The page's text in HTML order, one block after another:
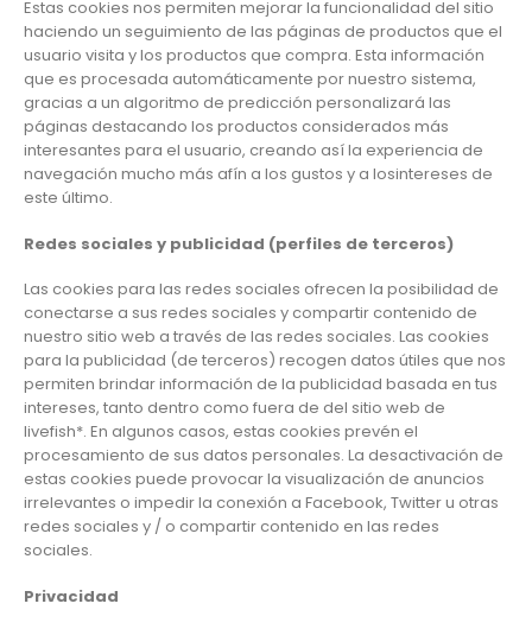
Estas cookies nos permiten mejorar la funcionalidad del sitio
haciendo un seguimiento de las páginas de productos que el
usuario visita y los productos que compra. Esta información
que es procesada automáticamente por nuestro sistema,
gracias a un algoritmo de predicción personalizará las
páginas destacando los productos considerados más
interesantes para el usuario, creando así la experiencia de
navegación mucho más afín a los gustos y a losintereses de
este último.
Redes sociales y publicidad (perfiles de terceros)
Las cookies para las redes sociales ofrecen la posibilidad de
conectarse a sus redes sociales y compartir contenido de
nuestro sitio web a través de las redes sociales. Las cookies
para la publicidad (de terceros) recogen datos útiles que nos
permiten brindar información de la publicidad basada en tus
intereses, tanto dentro como fuera de del sitio web de
livefish*. En algunos casos, estas cookies prevén el
procesamiento de sus datos personales. La desactivación de
estas cookies puede provocar la visualización de anuncios
irrelevantes o impedir la conexión a Facebook, Twitter u otras
redes sociales y / o compartir contenido en las redes
sociales.
Privacidad